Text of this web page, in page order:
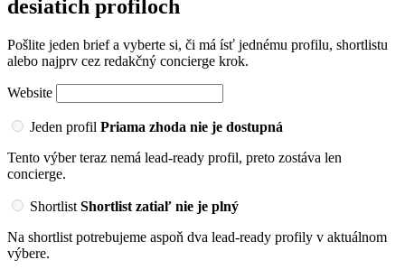
desiatich profiloch
Pošlite jeden brief a vyberte si, či má ísť jednému profilu, shortlistu
alebo najprv cez redakčný concierge krok.
Website
Jeden profil Priama zhoda nie je dostupná
Tento výber teraz nemá lead-ready profil, preto zostáva len
concierge.
Shortlist Shortlist zatiaľ nie je plný
Na shortlist potrebujeme aspoň dva lead-ready profily v aktuálnom
výbere.